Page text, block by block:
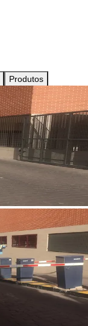
Produtos